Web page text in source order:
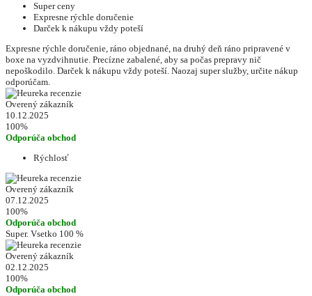
Super ceny
Expresne rýchle doručenie
Darček k nákupu vždy poteší
Expresne rýchle doručenie, ráno objednané, na druhý deň ráno pripravené v
boxe na vyzdvihnutie. Precízne zabalené, aby sa počas prepravy nič
nepoškodilo. Darček k nákupu vždy poteší. Naozaj super služby, určite nákup
odporúčam.
Overený zákazník
10.12.2025
100%
Odporúča obchod
Rýchlosť
Overený zákazník
07.12.2025
100%
Odporúča obchod
Super. Vsetko 100 %
Overený zákazník
02.12.2025
100%
Odporúča obchod